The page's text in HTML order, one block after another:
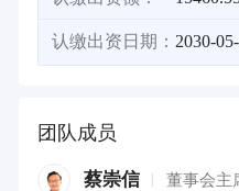
认缴出资日期： 2030-
团队成员
蔡崇信 董事会主